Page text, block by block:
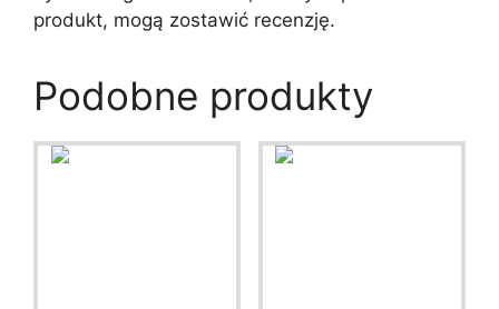
produkt, mogą zostawić recenzję.
Podobne produkty